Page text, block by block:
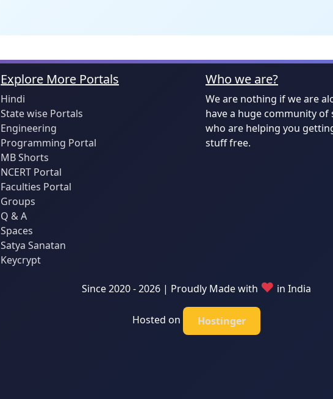
Explore More Portals
Hindi
State wise Portals
Engineering
Programming Portal
MB Shorts
NCERT Portal
Faculties Portal
Groups
Q & A
Spaces
Satya Sanatan
Keycrypt
Who we are?
We are nothing if we are
have a huge community of
who are helping you
stuff free.
Since 2020 - 2026 | Proudly Made with ♥ in India
Hosted on Hostinger